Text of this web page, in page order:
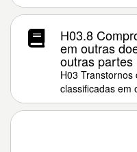
H03.8
em outras
outras partes
H03
classificadas em